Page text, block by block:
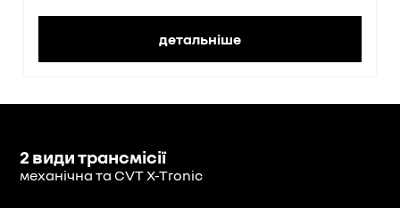
детальніше
2 види трансмісії
механічна та CVT X-Tronic